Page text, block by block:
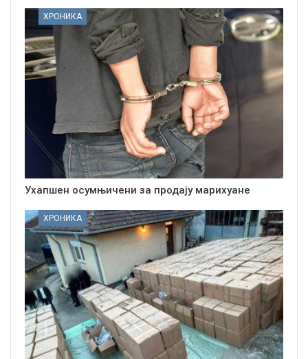
ХРОНИКА
Ухапшен осумњичени за продају марихуане
ХРОНИКА